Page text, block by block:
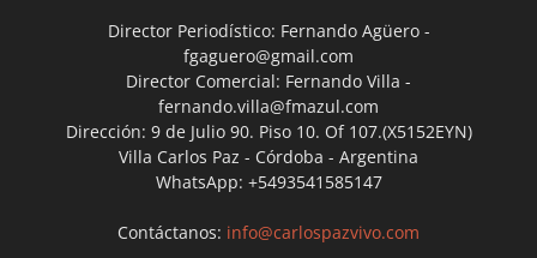
Director Periodístico: Fernando Agüero -
fgaguero@gmail.com
Director Comercial: Fernando Villa -
fernando.villa@fmazul.com
Dirección: 9 de Julio 90. Piso 10. Of 107.(X5152EYN)
Villa Carlos Paz - Córdoba - Argentina
WhatsApp: +5493541585147
Contáctanos: info@carlospazvivo.com